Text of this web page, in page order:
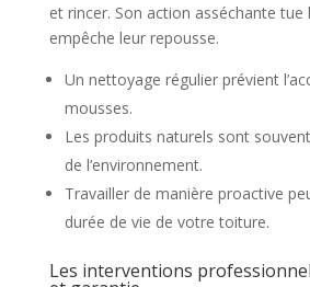
et rincer. Son action asséchante
empêche leur repousse.
Un nettoyage régulier prévient
mousses.
Les produits naturels sont
de l’environnement.
Travailler de manière proactive
durée de vie de votre toiture.
Les interventions